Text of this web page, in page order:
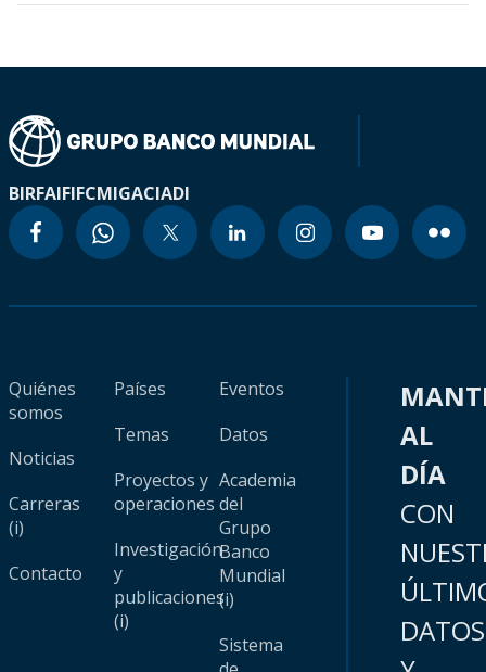
BIRFAIFIFCMIGACIADI
Quiénes
somos
Noticias
Carreras
(i)
Contacto
Países
Temas
Proyectos y
operaciones
Investigación
y
publicaciones
(i)
Eventos
Datos
Academia
del
Grupo
Banco
Mundial
(i)
Sistema
AL
DÍA
CON
DATOS